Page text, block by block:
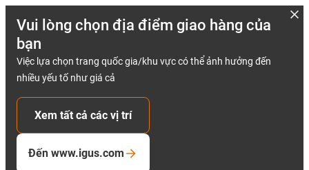
Vui lòng chọn địa điểm giao hàng của
bạn
Việc lựa chọn trang quốc gia/khu vực có thể ảnh hưởng đến
nhiều yếu tố như giá cả
Xem tất cả các vị trí
Đến www.igus.com